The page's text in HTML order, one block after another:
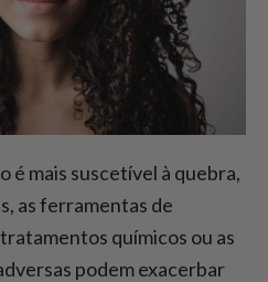
é mais suscetível à quebra,
as ferramentas de
químicos ou as
podem exacerbar